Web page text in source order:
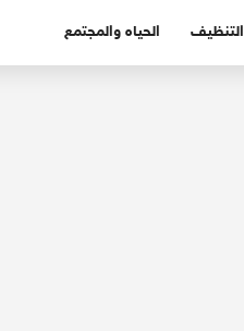
التنظيف الحياه والمجتمع